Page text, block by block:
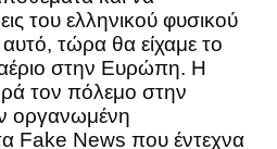
του ελληνικού φυσικού
αυτό, τώρα θα είχαμε το
στην Ευρώπη. Η
τον πόλεμο στην
οργανωμένη
Fake News που έντεχνα